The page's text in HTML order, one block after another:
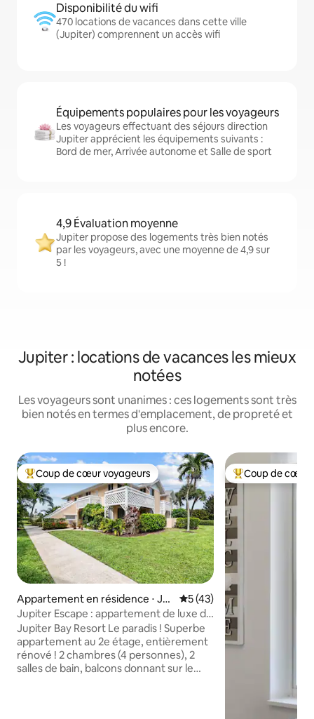
Disponibilité du wifi
470 locations de vacances dans cette ville
(Jupiter) comprennent un accès wifi
Équipements populaires pour les voyageurs
Les voyageurs effectuant des séjours direction
Jupiter apprécient les équipements suivants :
Bord de mer, Arrivée autonome et Salle de sport
4,9 Évaluation moyenne
Jupiter propose des logements très bien notés
par les voyageurs, avec une moyenne de 4,9 sur
5 !
Jupiter : locations de vacances les mieux
notées
Les voyageurs sont unanimes : ces logements sont très
bien notés en termes d'emplacement, de propreté et
plus encore.
Coups de cœur voyageurs les plus appréciés
Coup de cœur voyageurs
Appartement en résidence ⋅ Ju
piter
Évaluation moyenne sur la
5 (43)
Jupiter Escape : appartement de luxe de
2 chambres avec ambiance côtière
Jupiter Bay Resort Le paradis ! Superbe
appartement au 2e étage, entièrement
rénové ! 2 chambres (4 personnes), 2
salles de bain, balcons donnant sur le
Coups de cœur
Coup de cœur